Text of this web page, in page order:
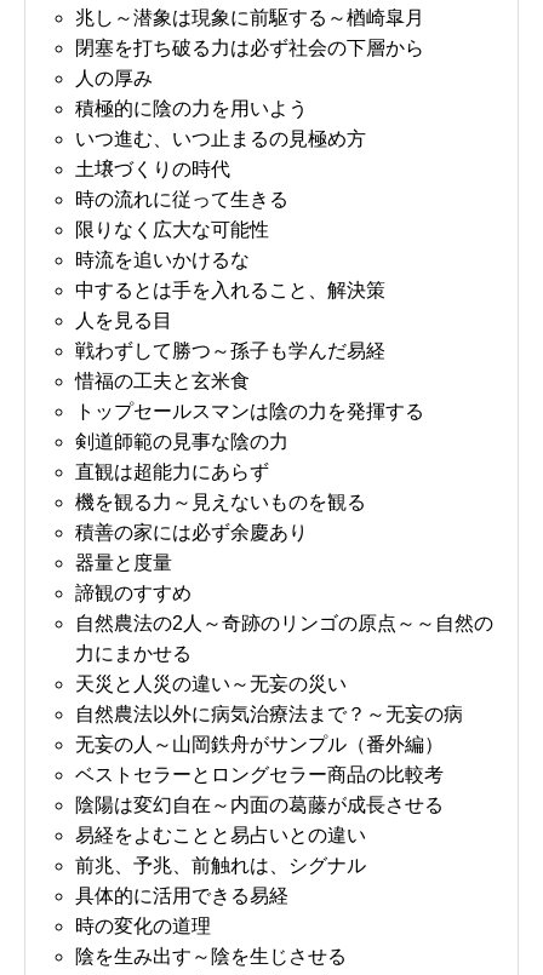
兆し～潜象は現象に前駆する～楢崎皐月
閉塞を打ち破る力は必ず社会の下層から
人の厚み
積極的に陰の力を用いよう
いつ進む、いつ止まるの見極め方
土壌づくりの時代
時の流れに従って生きる
限りなく広大な可能性
時流を追いかけるな
中するとは手を入れること、解決策
人を見る目
戦わずして勝つ～孫子も学んだ易経
惜福の工夫と玄米食
トップセールスマンは陰の力を発揮する
剣道師範の見事な陰の力
直観は超能力にあらず
機を観る力～見えないものを観る
積善の家には必ず余慶あり
器量と度量
諦観のすすめ
自然農法の2人～奇跡のリンゴの原点～～自然の
力にまかせる
天災と人災の違い～无妄の災い
自然農法以外に病気治療法まで？～无妄の病
无妄の人～山岡鉄舟がサンプル（番外編）
ベストセラーとロングセラー商品の比較考
陰陽は変幻自在～内面の葛藤が成長させる
易経をよむことと易占いとの違い
前兆、予兆、前触れは、シグナル
具体的に活用できる易経
時の変化の道理
陰を生み出す～陰を生じさせる